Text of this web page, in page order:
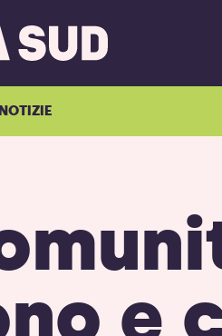
IL CONTENUTO
e